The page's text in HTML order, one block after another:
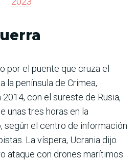
por el puente que cruza el
la península de Crimea,
con el sureste de Rusia,
unas tres horas en la
según el centro de información
La víspera, Ucrania dijo
ataque con drones marítimos